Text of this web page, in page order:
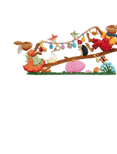
Wippe
2015
Zinnfigur